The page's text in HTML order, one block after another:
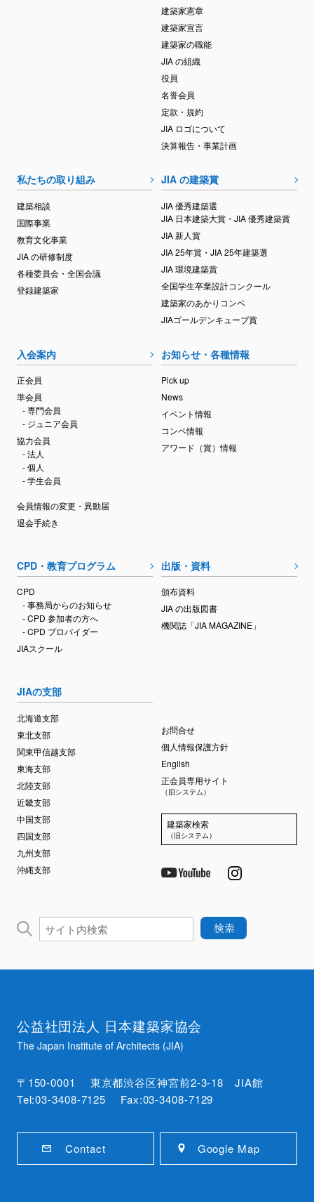
建築家憲章
建築家宣言
建築家の職能
JIA の組織
役員
名誉会員
定款・規約
JIA ロゴについて
決算報告・事業計画
私たちの取り組み
建築相談
国際事業
教育文化事業
JIA の研修制度
各種委員会・全国会議
登録建築家
JIA の建築賞
JIA 優秀建築選
JIA 日本建築大賞・JIA 優秀建築賞
JIA 新人賞
JIA 25年賞・JIA 25年建築選
JIA 環境建築賞
全国学生卒業設計コンクール
建築家のあかりコンペ
JIAゴールデンキューブ賞
入会案内
正会員
準会員
- 専門会員
- ジュニア会員
協力会員
- 法人
- 個人
- 学生会員
会員情報の変更・異動届
退会手続き
お知らせ・各種情報
Pick up
News
イベント情報
コンペ情報
アワード（賞）情報
CPD・教育プログラム
CPD
- 事務局からのお知らせ
- CPD 参加者の方へ
- CPD プロバイダー
JIAスクール
出版・資料
頒布資料
JIA の出版図書
機関誌「JIA MAGAZINE」
JIAの支部
北海道支部
東北支部
関東甲信越支部
東海支部
北陸支部
近畿支部
中国支部
四国支部
九州支部
沖縄支部
お問合せ
個人情報保護方針
English
正会員専用サイト
（旧システム）
建築家検索
（旧システム）
公益社団法人 日本建築家協会
The Japan Institute of Architects (JIA)
〒150-0001 東京都渋谷区神宮前2-3-18 JIA館
Tel:03-3408-7125 Fax:03-3408-7129
Contact Google Map